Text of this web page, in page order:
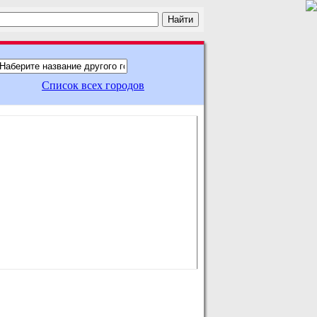
Список всех городов